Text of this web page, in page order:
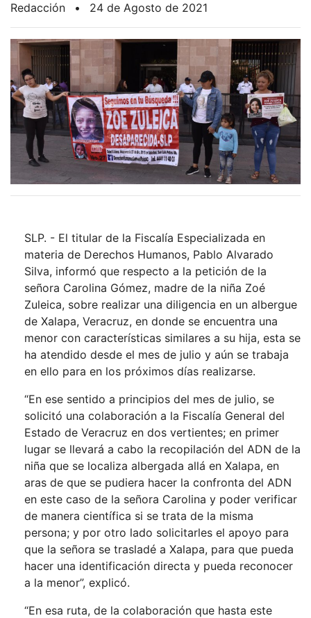
Redacción • 24 de Agosto de 2021
SLP. - El titular de la Fiscalía Especializada en
materia de Derechos Humanos, Pablo Alvarado
Silva, informó que respecto a la petición de la
señora Carolina Gómez, madre de la niña Zoé
Zuleica, sobre realizar una diligencia en un albergue
de Xalapa, Veracruz, en donde se encuentra una
menor con características similares a su hija, esta se
ha atendido desde el mes de julio y aún se trabaja
en ello para en los próximos días realizarse.
“En ese sentido a principios del mes de julio, se
solicitó una colaboración a la Fiscalía General del
Estado de Veracruz en dos vertientes; en primer
lugar se llevará a cabo la recopilación del ADN de la
niña que se localiza albergada allá en Xalapa, en
aras de que se pudiera hacer la confronta del ADN
en este caso de la señora Carolina y poder verificar
de manera científica si se trata de la misma
persona; y por otro lado solicitarles el apoyo para
que la señora se trasladé a Xalapa, para que pueda
hacer una identificación directa y pueda reconocer
a la menor”, explicó.
“En esa ruta, de la colaboración que hasta este